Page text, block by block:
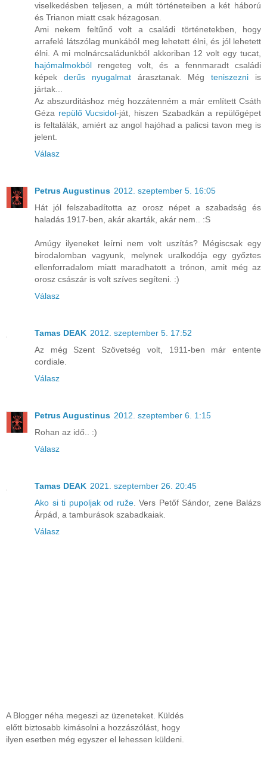
viselkedésben teljesen, a múlt történeteiben a két háború
és Trianon miatt csak hézagosan.
Ami nekem feltűnő volt a családi történetekben, hogy
arrafelé látszólag munkából meg lehetett élni, és jól lehetett
élni. A mi molnárcsaládunkból akkoriban 12 volt egy tucat,
hajómalmokból rengeteg volt, és a fennmaradt családi
képek derűs nyugalmatárasztanak. Mégteniszezni is
jártak...
Az abszurditáshoz még hozzátenném a már említett Csáth
Géza repülő Vucsidol-ját, hiszen Szabadkán a repülőgépet
is feltalálák, amiért az angol hajóhad a palicsi tavon meg is
jelent.
Válasz
Petrus Augustinus 2012. szeptember 5. 16:05
Hát jól felszabadította az orosz népet a szabadság és
haladás 1917-ben, akár akarták, akár nem.. :S
Amúgy ilyeneket leírni nem volt uszítás? Mégiscsak egy
birodalomban vagyunk, melynek uralkodója egy győztes
ellenforradalom miatt maradhatott a trónon, amit még az
orosz császár is volt szíves segíteni. :)
Válasz
Tamas DEAK 2012. szeptember 5. 17:52
Az még Szent Szövetség volt, 1911-ben már entente
cordiale.
Válasz
Petrus Augustinus 2012. szeptember 6. 1:15
Rohan az idő.. :)
Válasz
Tamas DEAK 2021. szeptember 26. 20:45
Ako si ti pupoljak od ruže. Vers Petőf Sándor, zene Balázs
Árpád, a tamburások szabadkaiak.
Válasz
A Blogger néha megeszi az üzeneteket. Küldés
előtt biztosabb kimásolni a hozzászólást, hogy
ilyen esetben még egyszer el lehessen küldeni.